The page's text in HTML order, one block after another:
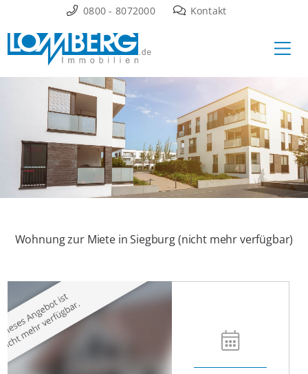
Inhalt
springen
0800 - 8072000 Kontakt
Wohnung zur Miete in Siegburg (nicht mehr verfügbar)